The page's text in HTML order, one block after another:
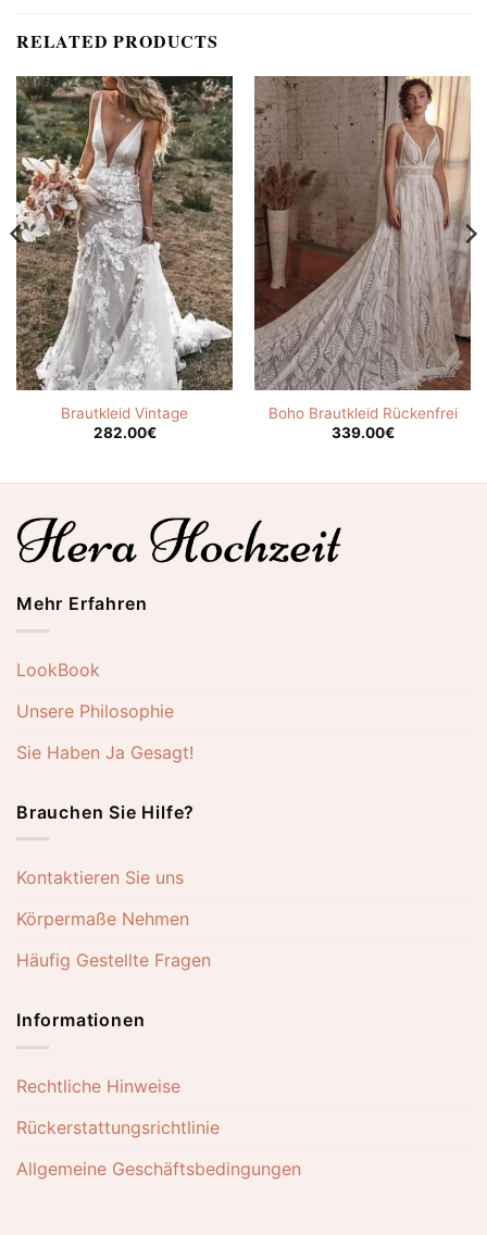
RELATED PRODUCTS
Brautkleid Vintage
282.00€
Boho Brautkleid Rückenfrei
339.00€
Mehr Erfahren
LookBook
Unsere Philosophie
Sie Haben Ja Gesagt!
Brauchen Sie Hilfe?
Kontaktieren Sie uns
Körpermaße Nehmen
Häufig Gestellte Fragen
Informationen
Rechtliche Hinweise
Rückerstattungsrichtlinie
Allgemeine Geschäftsbedingungen